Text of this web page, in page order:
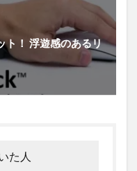
ト！ 浮遊感のあるリ
た人